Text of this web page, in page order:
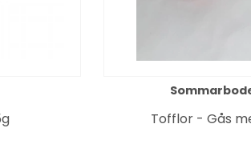
Tofflor - Gås